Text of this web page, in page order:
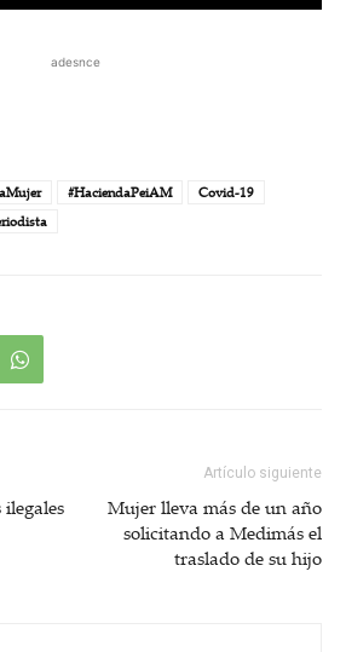
adesnce
#HaciendaPeiAM
Covid-19
Artículo siguiente
Mujer lleva más de un año
solicitando a Medimás el
traslado de su hijo